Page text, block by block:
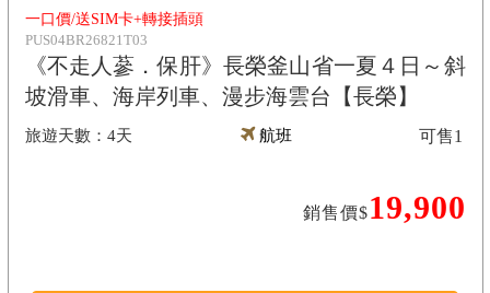
一口價/送SIM卡+轉接插頭
PUS04BR26821T03
《不走人蔘．保肝》長榮釜山省一夏４日～斜
坡滑車、海岸列車、漫步海雲台【長榮】
4天 航班
銷售價$19,900
可售1